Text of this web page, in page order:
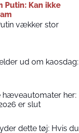
Putin: Kan ikke
vækker stor
ud om kaosdag:
hæveautomater her:
er slut
dette tøj: Hvis du